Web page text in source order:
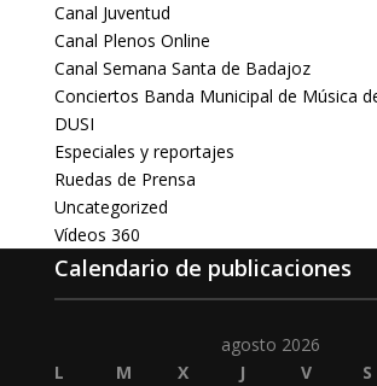
Canal Juventud
Canal Plenos Online
Canal Semana Santa de Badajoz
Conciertos Banda Municipal de Música
DUSI
Especiales y reportajes
Ruedas de Prensa
Uncategorized
Vídeos 360
Calendario de publicaciones
agosto 2026
L
M X J V S